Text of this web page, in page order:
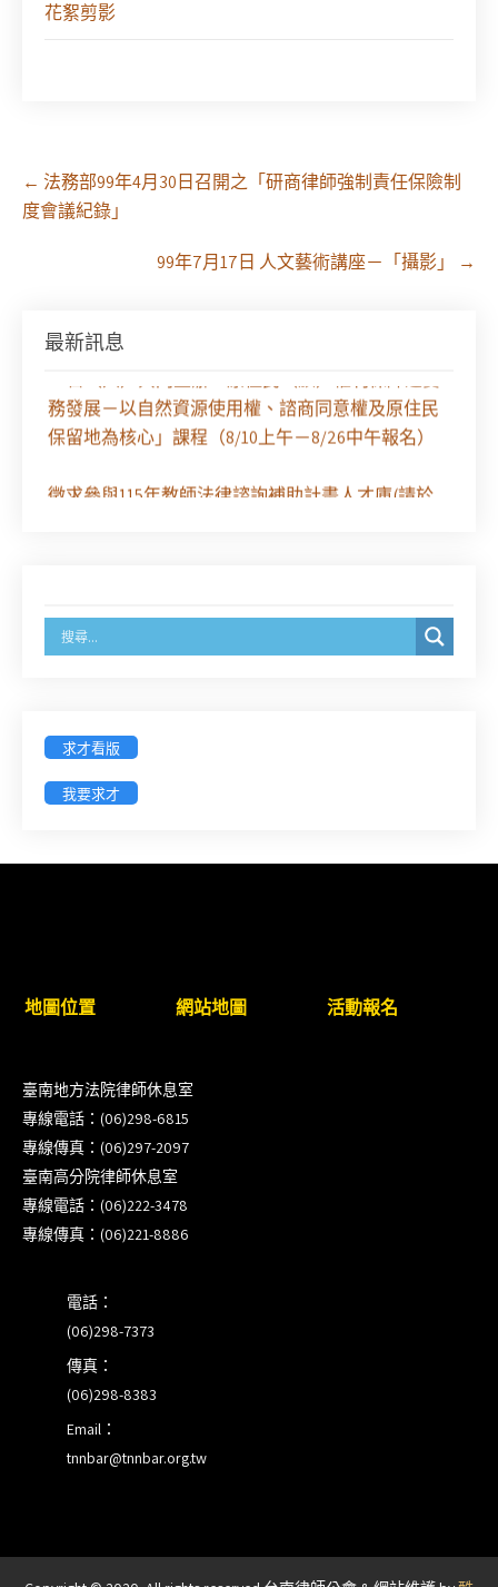
花絮剪影
Post
navigation
← 法務部99年4月30日召開之「研商律師強制責任保險制
度會議紀錄」
99年7月17日 人文藝術講座－「攝影」 →
最新訊息
【課程報名】全律會與台北律師公會等單位定於8月
務發展－以自然資源使用權、諮商同意權及原住民
保留地為核心」課程（8/10上午－8/26中午報名）
徵求參與115年教師法律諮詢補助計畫人才庫(請於
徵詢有意願擔任臺南市115年度國民中小學法治教育
入校扎根計畫講師之會員(8/14前線上表單登記)
新竹律師公會8/21(五)舉辦「AI職場應用」進修課程
衛」課程(8/12前向本會報名,實體)
壇｣
【重要公告】115年職場霸凌調查專業人才(律師)培
訓課程（雲嘉南場）錄取通知已發送
本會訂於115年8月15日(六)上午舉辦「使用AI如何幫
前報名，實體+線上併行)
求才看版
我要求才
地圖位置 網站地圖 活動報名
臺南地方法院律師休息室
專線電話：(06)298-6815
專線傳真：(06)297-2097
臺南高分院律師休息室
專線電話：(06)222-3478
專線傳真：(06)221-8886
電話：
(06)298-7373
傳真：
(06)298-8383
Email：
tnnbar@tnnbar.org.tw